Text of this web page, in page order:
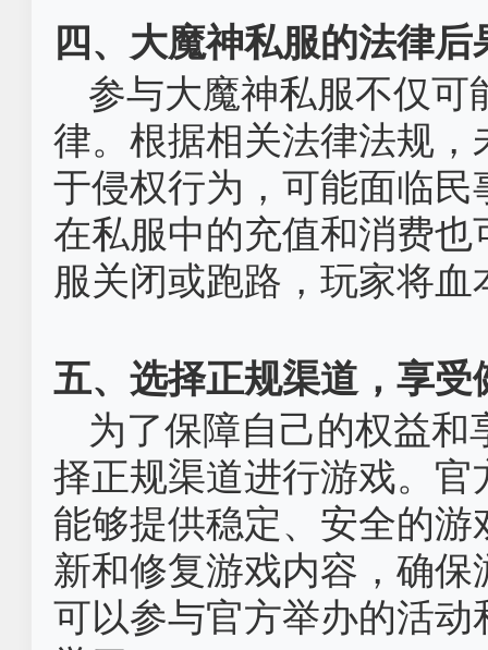
四、大魔神私服的法律后
参与大魔神私服不仅可
律。根据相关法律法规
于侵权行为，可能面临
在私服中的充值和消费
服关闭或跑路，玩家将血
五、选择正规渠道，享受
为了保障自己的权益
择正规渠道进行游戏。
能够提供稳定、安全的
新和修复游戏内容，确
可以参与官方举办的活